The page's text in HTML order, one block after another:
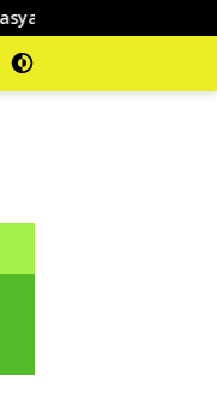
Reses Bersama